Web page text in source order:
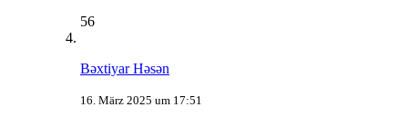
56
Bəxtiyar Həsən
16. März 2025 um 17:51